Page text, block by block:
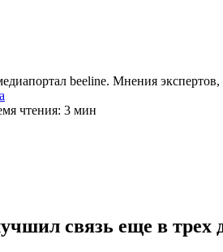
beeline. Мнения
чтения: 3 мин
связь еще в трех